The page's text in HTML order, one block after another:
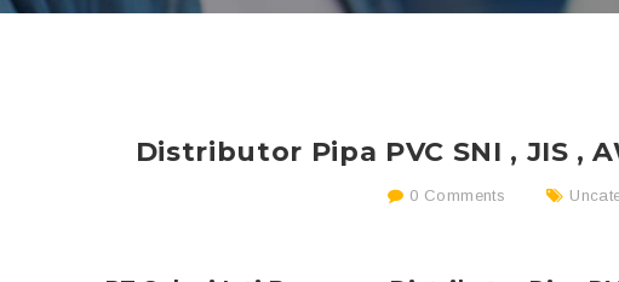
Distributor Pipa PVC SNI , JIS ,
0 Comments